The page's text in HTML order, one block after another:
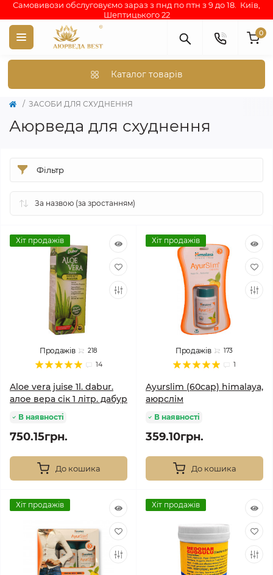
Самовивози обслуговуємо зараз з пнд по птн з 9 до 18. Київ,
Шептицького 22
0
Каталог товарів
ЗАСОБИ ДЛЯ СХУДНЕННЯ
Аюрведа для схуднення
Фільтр
Хіт продажів
14
Продажів 218
Aloe vera juise 1l. dabur.
алое вера сік 1 літр. дабур
В наявності
750.15грн.
До кошика
Хіт продажів
1
Продажів 173
Ayurslim (60cap) himalaya,
аюрслім
В наявності
359.10грн.
До кошика
Хіт продажів Хіт продажів